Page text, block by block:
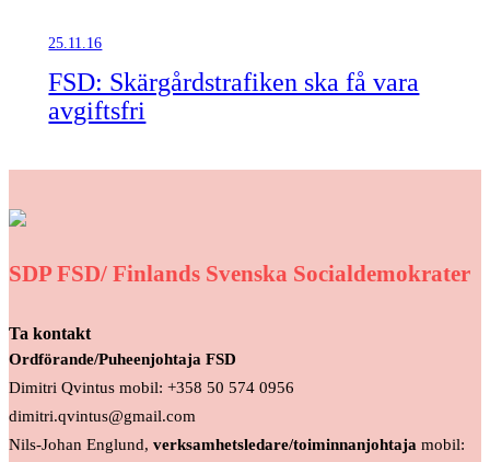
25.11.16
FSD: Skärgårdstrafiken ska få vara
avgiftsfri
SDP FSD/ Finlands Svenska Socialdemokrater
Ta kontakt
Ordförande/Puheenjohtaja FSD
Dimitri Qvintus mobil: +358 50 574 0956
dimitri.qvintus@gmail.com
Nils-Johan Englund, verksamhetsledare/toiminnanjohtaja mobil: